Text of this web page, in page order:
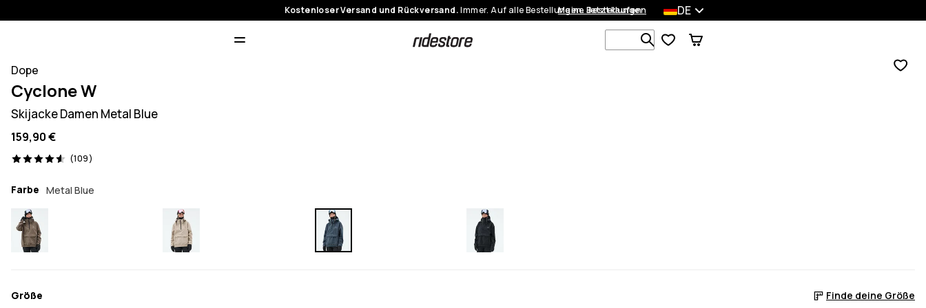
Kostenloser Versand und Rückversand.Immer. Auf alle Bestellungen. Jetzt kaufen
Meine Bestellungen DE
Durchsuche 1 000+ Produkte
Dope
Cyclone W
Skijacke Damen Metal Blue
159,90 €
(109)
109 Reviews, 4.6/5
Farbe Metal Blue
Größe Finde deine Größe